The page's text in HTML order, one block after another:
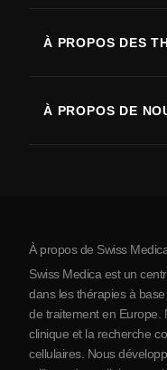
Maladie de
Arthrite
À PROPOS DES
À PROPOS DE
À propos de la
Partenariats
Contact
À propos de Swiss
Swiss Medica est un
dans les thérapies à
de traitement en Europe.
clinique et la recherche
cellulaires. Nous